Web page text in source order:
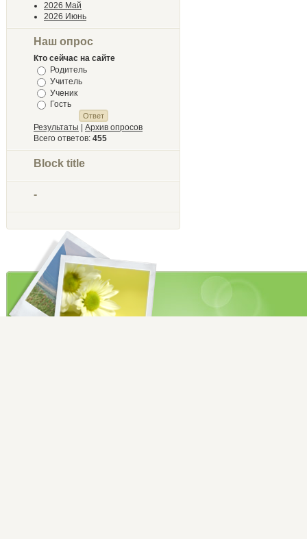
2026 Май
2026 Июнь
Наш опрос
Кто сейчас на сайте
Родитель
Учитель
Ученик
Гость
Результаты
Архив опросов
Всего ответов: 455
Block title
-